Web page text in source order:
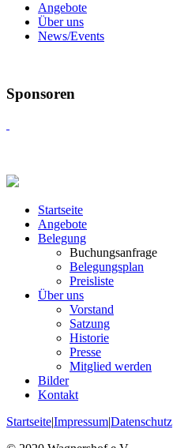
Angebote
Über uns
News/Events
Sponsoren
Startseite
Angebote
Belegung
Buchungsanfrage
Belegungsplan
Preisliste
Über uns
Vorstand
Satzung
Historie
Presse
Mitglied werden
Bilder
Kontakt
Startseite|Impressum|Datenschutz